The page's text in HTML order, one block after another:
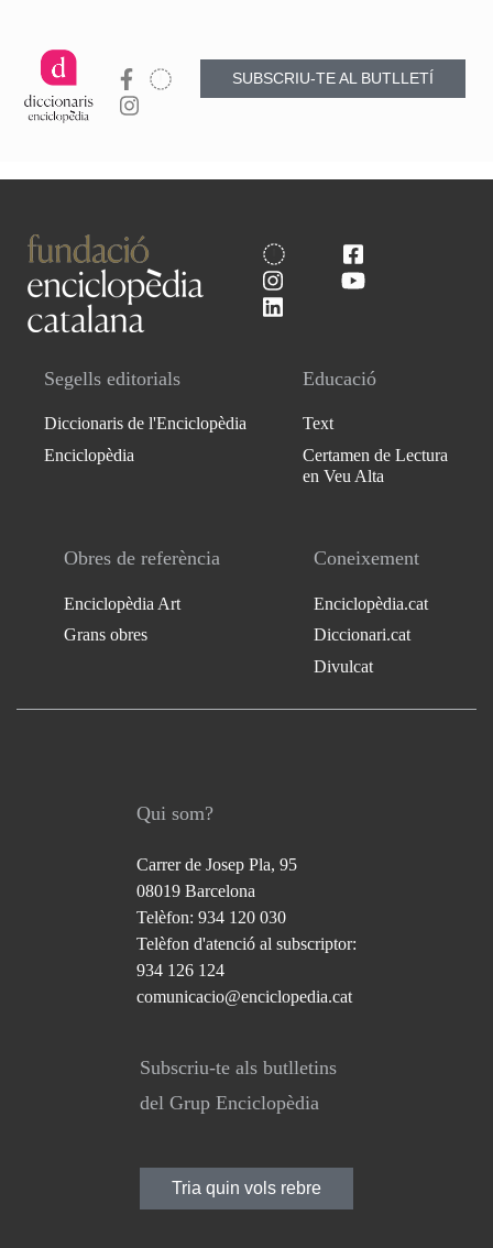
SUBSCRIU-TE AL BUTLLETÍ
Segells editorials
Diccionaris de l'Enciclopèdia
Enciclopèdia
Educació
Text
Certamen de Lectura
en Veu Alta
Obres de referència
Enciclopèdia Art
Grans obres
Coneixement
Enciclopèdia.cat
Diccionari.cat
Divulcat
Qui som?
Carrer de Josep Pla, 95
08019 Barcelona
Telèfon: 934 120 030
Telèfon d'atenció al subscriptor:
934 126 124
comunicacio@enciclopedia.cat
Subscriu-te als butlletins
del Grup Enciclopèdia
Tria quin vols rebre